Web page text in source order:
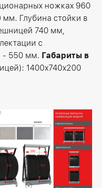
ножках 960
Глубина стойки в
740 мм,
с
- 550 мм. Габариты в
1400х740х200